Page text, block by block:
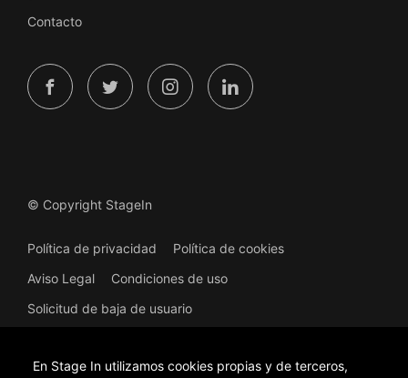
Contacto
© Copyright StageIn
Política de privacidad
Política de cookies
Aviso Legal
Condiciones de uso
Solicitud de baja de usuario
En Stage In utilizamos cookies propias y de terceros,